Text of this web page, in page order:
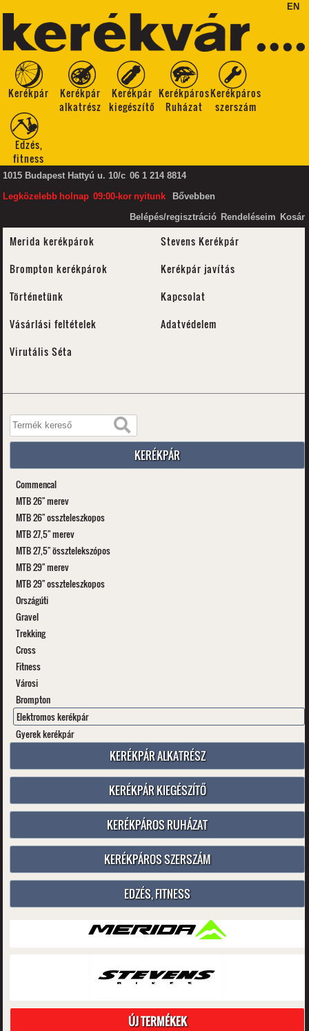
EN
Kerékpár
Kerékpár
alkatrész
Kerékpár
kiegészítő
Kerékpáros
Ruházat
Kerékpáros
szerszám
Edzés,
fitness
1015 Budapest Hattyú u. 10/c 06 1 214 8814
Legközelebb holnap 09:00-kor nyitunk
Bővebben
Belépés/regisztráció Rendeléseim Kosár
Merida kerékpárok
Stevens Kerékpár
Brompton kerékpárok
Kerékpár javítás
Történetünk
Kapcsolat
Vásárlási feltételek
Adatvédelem
Virutális Séta
KERÉKPÁR
Commencal
MTB 26" merev
MTB 26" osszteleszkopos
MTB 27,5" merev
MTB 27,5" össztelekszópos
MTB 29" merev
MTB 29" osszteleszkopos
Országúti
Gravel
Trekking
Cross
Fitness
Városi
Brompton
Elektromos kerékpár
Gyerek kerékpár
KERÉKPÁR ALKATRÉSZ
KERÉKPÁR KIEGÉSZÍTŐ
KERÉKPÁROS RUHÁZAT
KERÉKPÁROS SZERSZÁM
EDZÉS, FITNESS
ÚJ TERMÉKEK